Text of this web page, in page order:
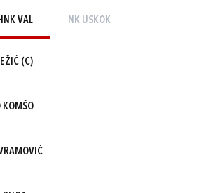
VAL NK USKOK
(C)
KOMŠO